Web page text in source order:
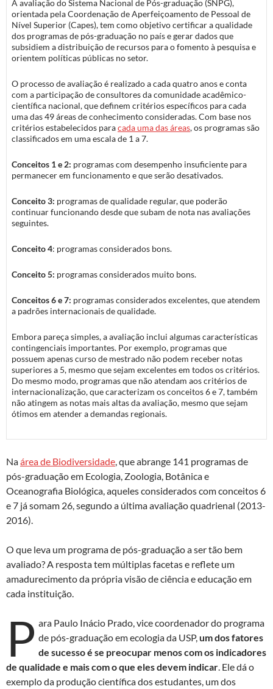
A avaliação do Sistema Nacional de Pós-graduação (SNPG),
orientada pela Coordenação de Aperfeiçoamento de Pessoal de
Nível Superior (Capes), tem como objetivo certificar a qualidade
dos programas de pós-graduação no país e gerar dados que
subsidiem a distribuição de recursos para o fomento à pesquisa e
orientem políticas públicas no setor.
O processo de avaliação é realizado a cada quatro anos e conta
com a participação de consultores da comunidade acadêmico-
científica nacional, que definem critérios específicos para cada
uma das 49 áreas de conhecimento consideradas. Com base nos
critérios estabelecidos paracada uma das áreas, os programas são
classificados em uma escala de 1 a 7.
Conceitos 1 e 2: programas com desempenho insuficiente para
permanecer em funcionamento e que serão desativados.
Conceito 3: programas de qualidade regular, que poderão
continuar funcionando desde que subam de nota nas avaliações
seguintes.
Conceito 4: programas considerados bons.
Conceito 5: programas considerados muito bons.
Conceitos 6 e 7: programas considerados excelentes, que atendem
a padrões internacionais de qualidade.
Embora pareça simples, a avaliação inclui algumas características
contingenciais importantes. Por exemplo, programas que
possuem apenas curso de mestrado não podem receber notas
superiores a 5, mesmo que sejam excelentes em todos os critérios.
Do mesmo modo, programas que não atendam aos critérios de
internacionalização, que caracterizam os conceitos 6 e 7, também
não atingem as notas mais altas da avaliação, mesmo que sejam
ótimos em atender a demandas regionais.
Naárea de Biodiversidade, que abrange 141 programas de
pós-graduação em Ecologia, Zoologia, Botânica e
Oceanografia Biológica, aqueles considerados com conceitos 6
e 7 já somam 26, segundo a última avaliação quadrienal (2013-
2016).
O que leva um programa de pós-graduação a ser tão bem
avaliado? A resposta tem múltiplas facetas e reflete um
amadurecimento da própria visão de ciência e educação em
cada instituição.
P ara Paulo Inácio Prado, vice coordenador do programa
de pós-graduação em ecologia da USP,um dos fatores
de sucesso é se preocupar menos com os indicadores
de qualidade e mais com o que eles devem indicar. Ele dá o
exemplo da produção científica dos estudantes, um dos